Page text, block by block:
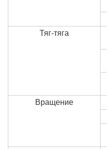
Тяг-тяга
Вращение